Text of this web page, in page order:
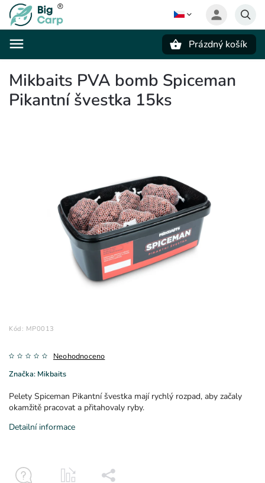
Prázdný košík
Mikbaits PVA bomb Spiceman
Pikantní švestka 15ks
Kód: MP0013
Neohodnoceno
Značka: Mikbaits
Pelety Spiceman Pikantní švestka mají rychlý rozpad, aby začaly
okamžitě pracovat a přitahovaly ryby.
Detailní informace